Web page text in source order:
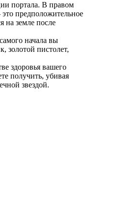
портала. В правом
предположительное
на земле после
начала вы
золотой пистолет,
здоровья вашего
получить, убивая
звездой.